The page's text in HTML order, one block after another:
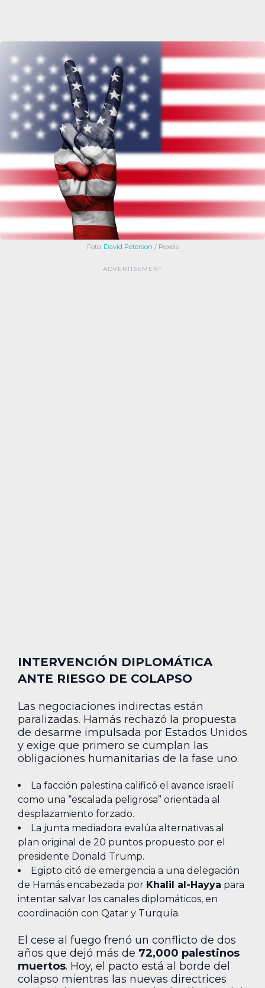
Foto: David Peterson / Pexels
INTERVENCIÓN DIPLOMÁTICA
ANTE RIESGO DE COLAPSO
Las negociaciones indirectas están
paralizadas. Hamás rechazó la propuesta
de desarme impulsada por Estados Unidos
y exige que primero se cumplan las
obligaciones humanitarias de la fase uno.
La facción palestina calificó el avance israelí
como una “escalada peligrosa” orientada al
desplazamiento forzado.
La junta mediadora evalúa alternativas al
plan original de 20 puntos propuesto por el
presidente Donald Trump.
Egipto citó de emergencia a una delegación
de Hamás encabezada por Khalil al-Hayya para
intentar salvar los canales diplomáticos, en
coordinación con Qatar y Turquía.
El cese al fuego frenó un conflicto de dos
años que dejó más de 72,000 palestinos
muertos. Hoy, el pacto está al borde del
colapso mientras las nuevas directrices